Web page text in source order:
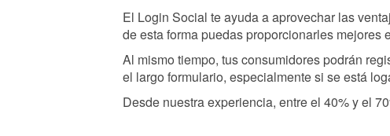
El Login Social te ayuda a aprovechar las
de esta forma puedas proporcionarles
Al mismo tiempo, tus consumidores podrán
el largo formulario, especialmente si se está
Desde nuestra experiencia, entre el 40% y el